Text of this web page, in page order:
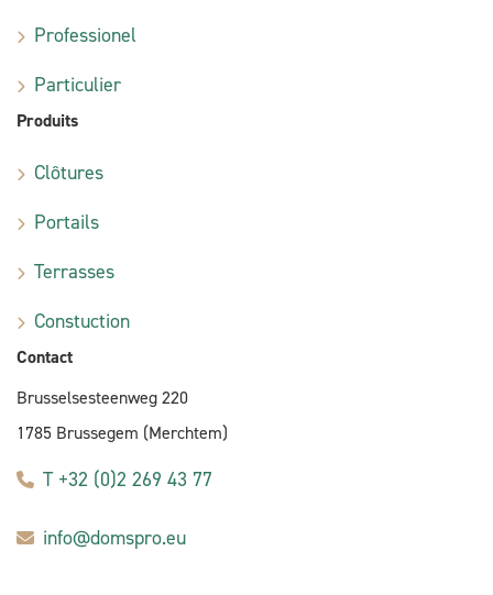
Professionel
Particulier
Produits
Clôtures
Portails
Terrasses
Constuction
Contact
Brusselsesteenweg 220
1785 Brussegem (Merchtem)
T +32 (0)2 269 43 77
info@domspro.eu